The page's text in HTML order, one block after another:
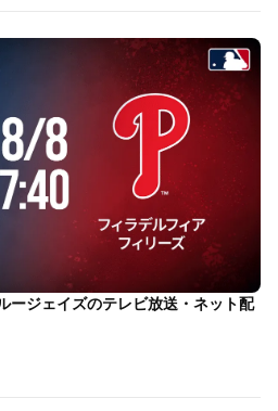
ージェイズのテレビ放送・ネット配